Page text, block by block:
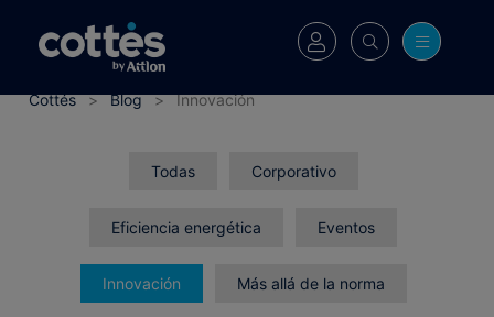
Cottés > Blog > Innovación
Todas Corporativo
Eficiencia energética Eventos
Innovación Más allá de la norma